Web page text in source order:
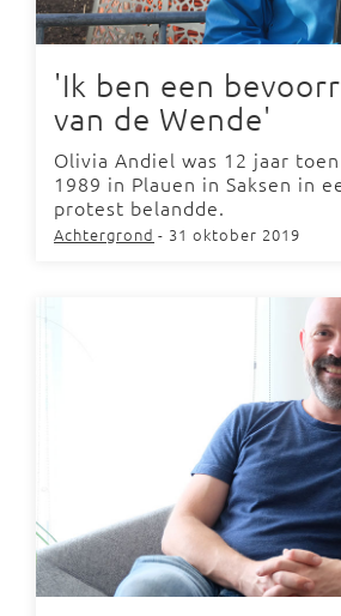
'Ik ben een
van de Wende'
Olivia Andiel was 12 jaar
1989 in Plauen in Saksen in
protest belandde.
Achtergrond - 31 oktober 2019